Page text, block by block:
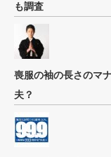
も調査
喪服の袖の長さのマ
夫？